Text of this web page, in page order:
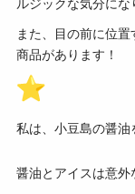
ルジックな気分にな
また、目の前に位
商品があります！
私は、小豆島の醤油
醤油とアイスは意外